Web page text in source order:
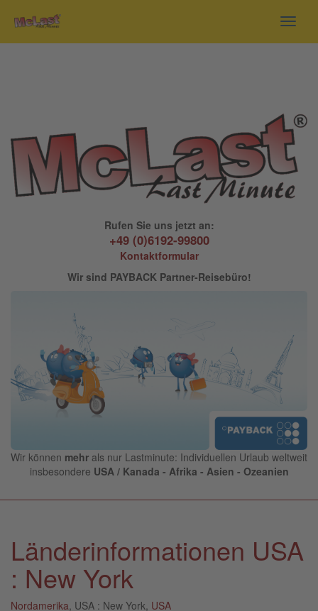
Rufen Sie uns jetzt an:
+49 (0)6192-99800
Kontaktformular
Wir sind PAYBACK Partner-Reisebüro!
Wir können mehr als nur Lastminute: Individuellen Urlaub weltweit
insbesondere USA / Kanada - Afrika - Asien - Ozeanien
Länderinformationen USA
: New York
Nordamerika , USA : New York, USA